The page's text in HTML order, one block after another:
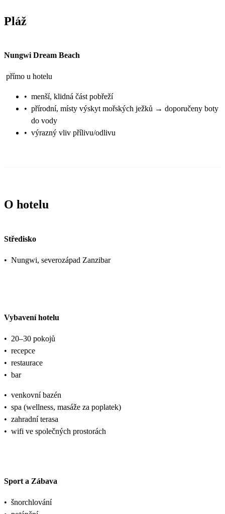
Pláž
Nungwi Dream Beach
přímo u hotelu
• menší, klidná část pobřeží
• přírodní, místy výskyt mořských ježků → doporučeny boty
do vody
• výrazný vliv přílivu/odlivu
O hotelu
Středisko
• Nungwi, severozápad Zanzibar
Vybavení hotelu
• 20–30 pokojů
• recepce
• restaurace
• bar
• venkovní bazén
• spa (wellness, masáže za poplatek)
• zahradní terasa
• wifi ve společných prostorách
Sport a Zábava
• šnorchlování